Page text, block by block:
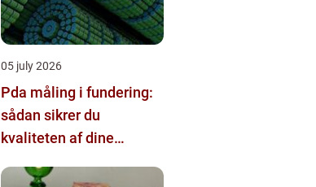
05 july 2026
Pda måling i fundering:
sådan sikrer du
kvaliteten af dine